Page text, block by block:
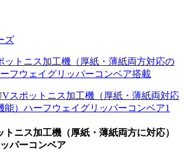
ズ
ニス加工機（厚紙・薄紙両方に対応）
パーコンベア